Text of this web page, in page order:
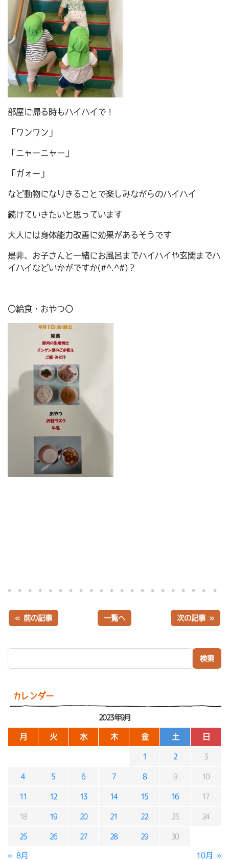
カレンダー
2023年9月
月 火 水 木 金 土 日
1 2 3
4 5 6 7 8 9 10
11 12 13 14 15 16 17
18 19 20 21 22 23 24
25 26 27 28 29 30
« 8月 10月 »
部屋に帰る時もハイハイで！
「ワンワン」
「ニャーニャー」
「ガォー」
など動物になりきることで楽しみながらのハイハイ
続けていきたいと思っています
大人には身体能力改善に効果があるそうです
是非、お子さんと一緒にお風呂までハイハイや玄関までハ
イハイなどいかがですか(#^.^#)？
〇給食・おやつ〇
« 前の記事 一覧へ 次の記事 »